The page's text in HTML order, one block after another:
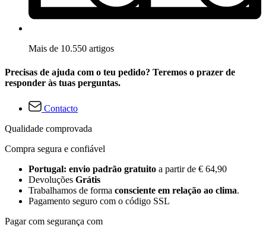
Mais de 10.550 artigos
Precisas de ajuda com o teu pedido? Teremos o prazer de
responder às tuas perguntas.
Contacto
Qualidade comprovada
Compra segura e confiável
Portugal: envio padrão gratuito a partir de € 64,90
Devoluções Grátis
Trabalhamos de forma consciente em relação ao clima.
Pagamento seguro com o código SSL
Pagar com segurança com